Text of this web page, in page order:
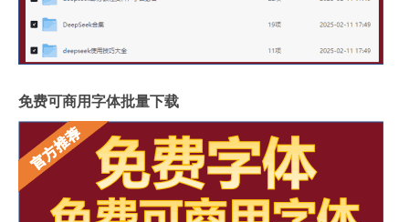
免费可商用字体批量下载